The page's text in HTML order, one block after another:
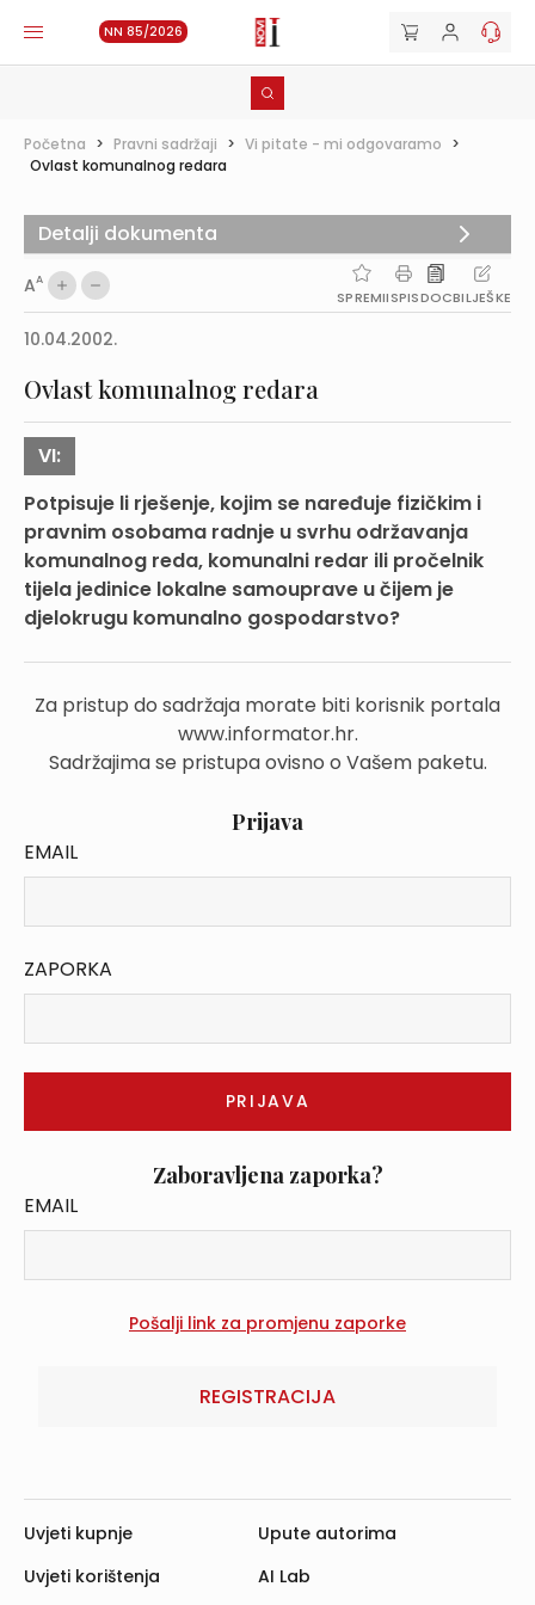
NN 85/2026
Početna > Pravni sadržaji > Vi pitate - mi odgovaramo >
Ovlast komunalnog redara
AA
SPREMIISPISDOCBILJEŠKE
10.04.2002.
Ovlast komunalnog redara
VI:
Potpisuje li rješenje, kojim se naređuje fizičkim i
pravnim osobama radnje u svrhu održavanja
komunalnog reda, komunalni redar ili pročelnik
tijela jedinice lokalne samouprave u čijem je
djelokrugu komunalno gospodarstvo?
Za pristup do sadržaja morate biti korisnik portala
www.informator.hr.
Sadržajima se pristupa ovisno o Vašem paketu.
Prijava
EMAIL
ZAPORKA
Zaboravljena zaporka?
EMAIL
REGISTRACIJA
Detalji dokumenta
Uvjeti kupnje
Uvjeti korištenja
Upute autorima
AI Lab